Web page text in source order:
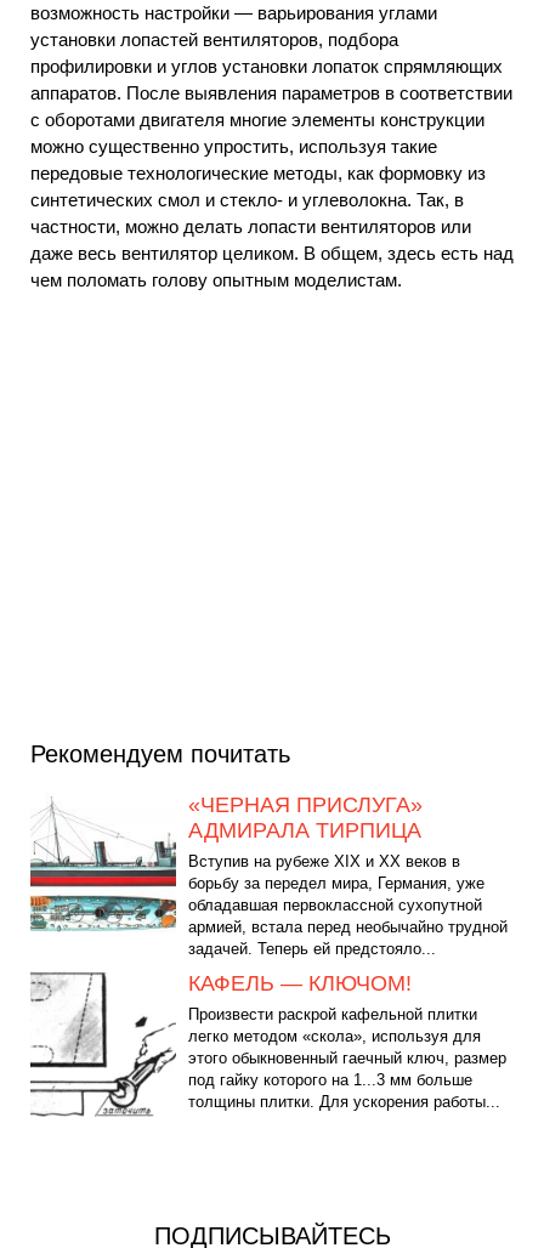
возможность настройки — варьирования углами
установки лопастей вентиляторов, подбора
профилировки и углов установки лопаток спрямляющих
аппаратов. После выявления параметров в соответствии
с оборотами двигателя многие элементы конструкции
можно существенно упростить, используя такие
передовые технологические методы, как формовку из
синтетических смол и стекло- и углеволокна. Так, в
частности, можно делать лопасти вентиляторов или
даже весь вентилятор целиком. В общем, здесь есть над
чем поломать голову опытным моделистам.
Рекомендуем почитать
«ЧЕРНАЯ ПРИСЛУГА»
АДМИРАЛА ТИРПИЦА
Вступив на рубеже XIX и XX веков в
борьбу за передел мира, Германия, уже
обладавшая первоклассной сухопутной
армией, встала перед необычайно трудной
задачей. Теперь ей предстояло...
КАФЕЛЬ — КЛЮЧОМ!
Произвести раскрой кафельной плитки
легко методом «скола», используя для
этого обыкновенный гаечный ключ, размер
под гайку которого на 1...3 мм больше
толщины плитки. Для ускорения работы...
ПОДПИСЫВАЙТЕСЬ